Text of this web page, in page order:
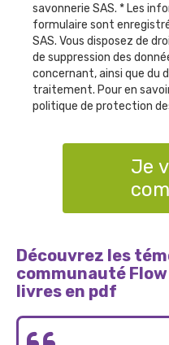
savonnerie SAS. * Les
formulaire sont
SAS. Vous disposez de
de suppression des
concernant, ainsi que du
traitement. Pour en
politique de protection
Je
Découvrez les
communauté
livres en pdf